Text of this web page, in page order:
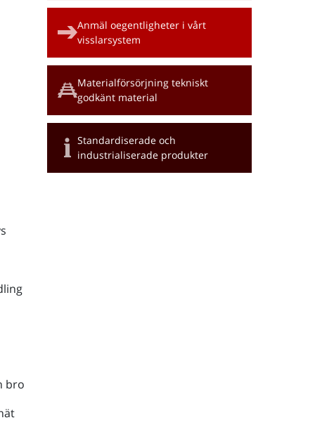
bro
Anmäl oegentligheter i vårt
visslarsystem
Materialförsörjning tekniskt
godkänt material
Standardiserade och
industrialiserade produkter